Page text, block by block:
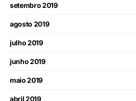
setembro 2019
agosto 2019
julho 2019
junho 2019
maio 2019
abril 2019